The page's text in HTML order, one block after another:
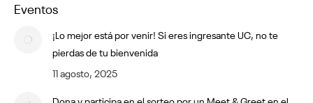
Eventos
¡Lo mejor está por venir! Si eres ingresante UC, no te
pierdas de tu bienvenida
11 agosto, 2025
Dona y participa en el sorteo por un Meet & Greet en el